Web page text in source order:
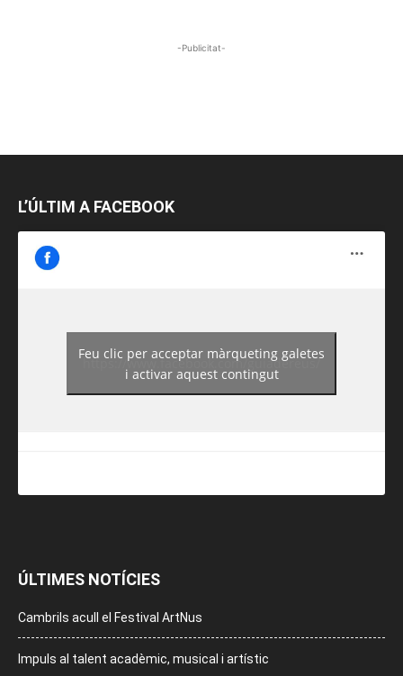
-Publicitat-
L’ÚLTIM A FACEBOOK
https://www.facebook.com/guiadereus/
Feu clic per acceptar màrqueting galetes
i activar aquest contingut
ÚLTIMES NOTÍCIES
Cambrils acull el Festival ArtNus
Impuls al talent acadèmic, musical i artístic